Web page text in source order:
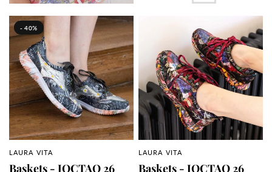
- 40%
APERÇU RAPIDE
LAURA VITA
Baskets - JOCTAO 26
APERÇU RAPIDE
LAURA VITA
Baskets - JOCTAO 26